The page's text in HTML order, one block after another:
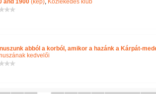
and 1900 (kép), Közlekedés klub
abból a korból, amikor a hazánk a Kárpát-
kedvelői